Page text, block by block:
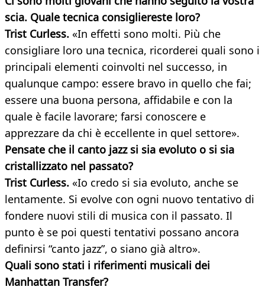
scia. Quale tecnica consigliereste loro?
Trist Curless. «In effetti sono molti. Più che
consigliare loro una tecnica, ricorderei quali sono i
principali elementi coinvolti nel successo, in
qualunque campo: essere bravo in quello che fai;
essere una buona persona, affidabile e con la
quale è facile lavorare; farsi conoscere e
apprezzare da chi è eccellente in quel settore».
Pensate che il canto jazz si sia evoluto o si sia
cristallizzato nel passato?
Trist Curless. «Io credo si sia evoluto, anche se
lentamente. Si evolve con ogni nuovo tentativo di
fondere nuovi stili di musica con il passato. Il
punto è se poi questi tentativi possano ancora
definirsi “canto jazz”, o siano già altro».
Quali sono stati i riferimenti musicali dei
Manhattan Transfer?